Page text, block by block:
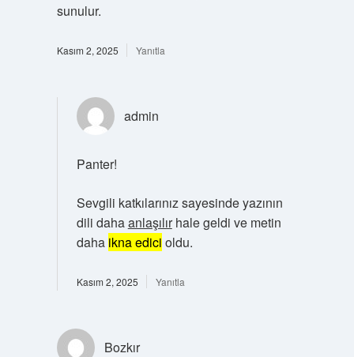
sunulur.
Kasım 2, 2025 Yanıtla
admin
Panter!
Sevgili katkılarınız sayesinde yazının
dili dahaanlaşılırhale geldi ve metin
daha ikna edici oldu.
Kasım 2, 2025 Yanıtla
Bozkır